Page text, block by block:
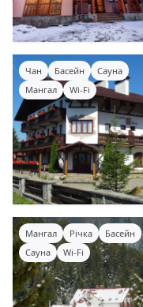
Чан Басейн
Сауна
Мангал
Wi-Fi
Мангал Річка
Басейн
Сауна
Wi-Fi